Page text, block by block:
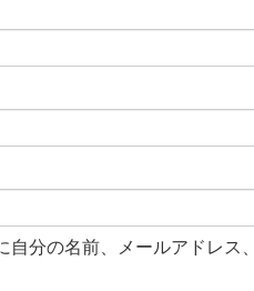
分の名前、メールアドレス